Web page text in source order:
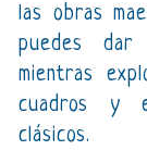
las obras
puedes
mientras
cuadros y
clásicos.